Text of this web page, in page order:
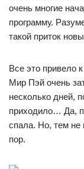
очень многие
программу.
такой приток
Все это привело
Мир Пэй очень
несколько дней,
приходило… Да,
спала. Но, тем не
пор.